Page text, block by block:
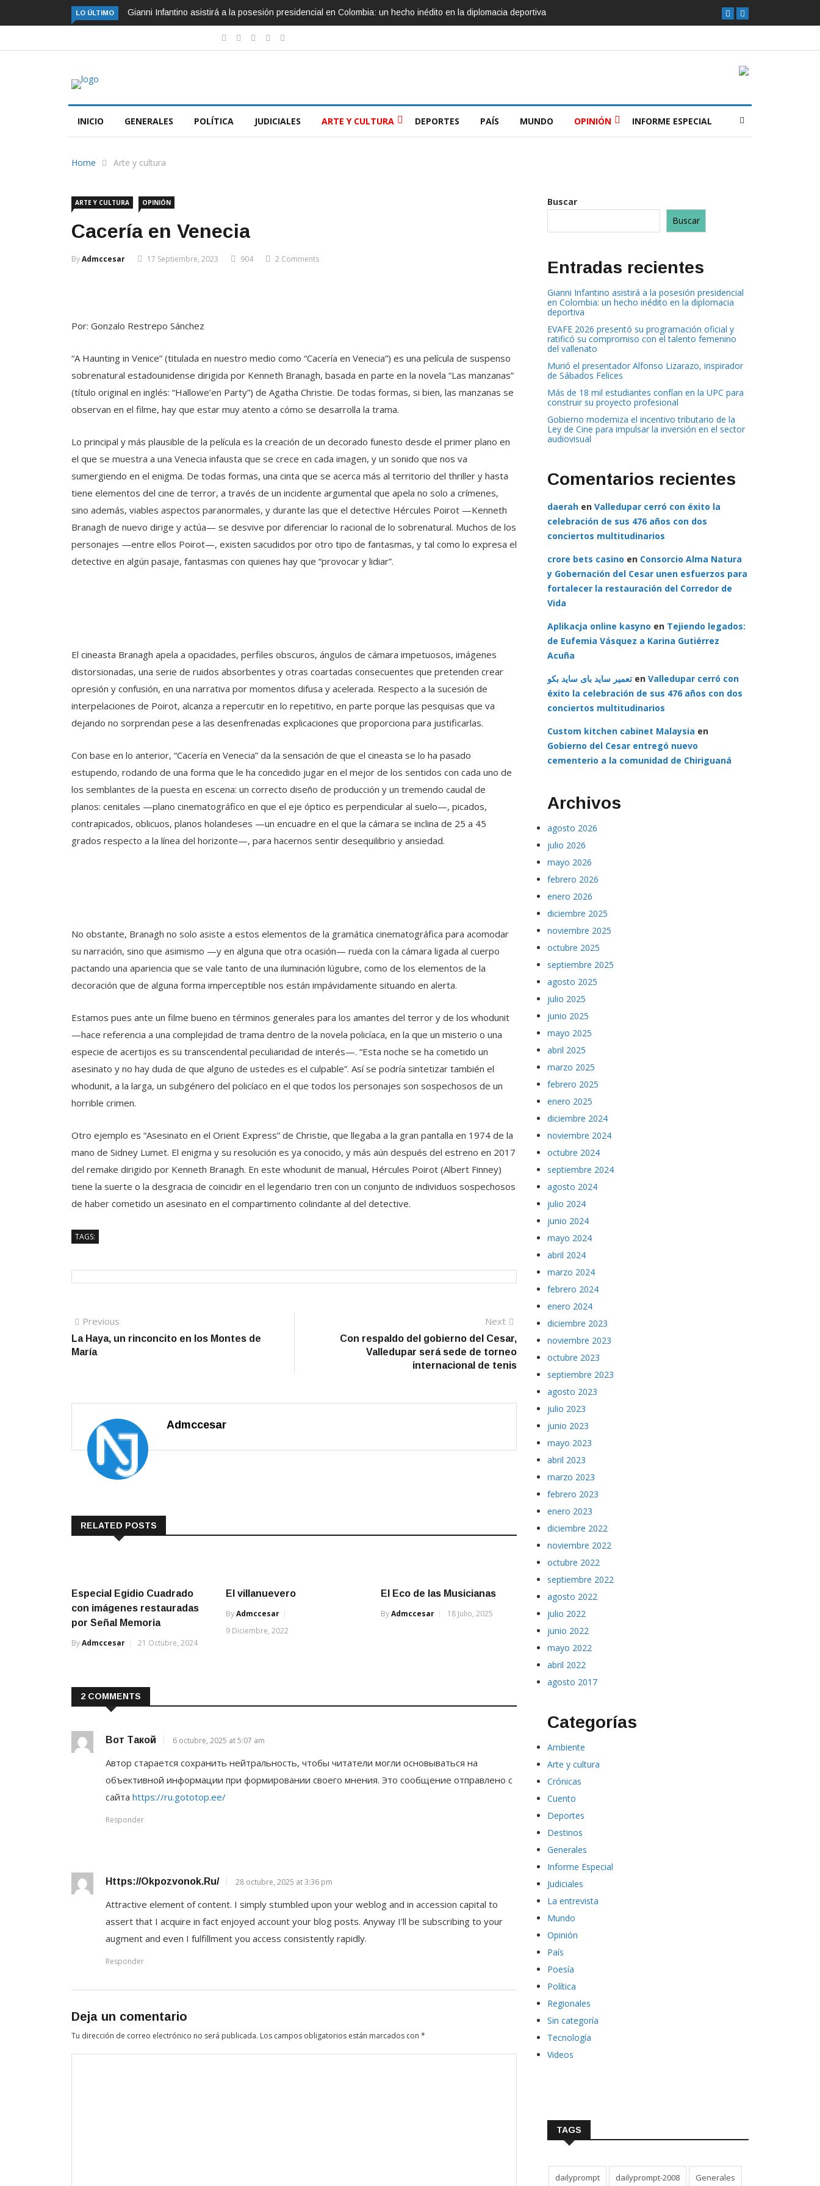
LO ÚLTIMO Gianni Infantino asistirá a la posesión presidencial en Colombia: un hecho inédito en la diplomacia deportiva
INICIO GENERALES POLÍTICA JUDICIALES ARTE Y CULTURA DEPORTES PAÍS MUNDO OPINIÓN INFORME ESPECIAL
Home Arte y cultura
ARTE Y CULTURA OPINIÓN
Cacería en Venecia
ByAdmccesar 17 Septiembre, 2023 904 2 Comments
Por: Gonzalo Restrepo Sánchez
“A Haunting in Venice” (titulada en nuestro medio como “Cacería en Venecia”) es una película de suspenso
sobrenatural estadounidense dirigida por Kenneth Branagh, basada en parte en la novela “Las manzanas”
(título original en inglés: “Hallowe’en Party”) de Agatha Christie. De todas formas, si bien, las manzanas se
observan en el filme, hay que estar muy atento a cómo se desarrolla la trama.
Lo principal y más plausible de la película es la creación de un decorado funesto desde el primer plano en
el que se muestra a una Venecia infausta que se crece en cada imagen, y un sonido que nos va
sumergiendo en el enigma. De todas formas, una cinta que se acerca más al territorio del thriller y hasta
tiene elementos del cine de terror, a través de un incidente argumental que apela no solo a crímenes,
sino además, viables aspectos paranormales, y durante las que el detective Hércules Poirot —Kenneth
Branagh de nuevo dirige y actúa— se desvive por diferenciar lo racional de lo sobrenatural. Muchos de los
personajes —entre ellos Poirot—, existen sacudidos por otro tipo de fantasmas, y tal como lo expresa el
detective en algún pasaje, fantasmas con quienes hay que “provocar y lidiar”.
El cineasta Branagh apela a opacidades, perfiles obscuros, ángulos de cámara impetuosos, imágenes
distorsionadas, una serie de ruidos absorbentes y otras coartadas consecuentes que pretenden crear
opresión y confusión, en una narrativa por momentos difusa y acelerada. Respecto a la sucesión de
interpelaciones de Poirot, alcanza a repercutir en lo repetitivo, en parte porque las pesquisas que va
dejando no sorprendan pese a las desenfrenadas explicaciones que proporciona para justificarlas.
Con base en lo anterior, “Cacería en Venecia” da la sensación de que el cineasta se lo ha pasado
estupendo, rodando de una forma que le ha concedido jugar en el mejor de los sentidos con cada uno de
los semblantes de la puesta en escena: un correcto diseño de producción y un tremendo caudal de
planos: cenitales —plano cinematográfico en que el eje óptico es perpendicular al suelo—, picados,
contrapicados, oblicuos, planos holandeses —un encuadre en el que la cámara se inclina de 25 a 45
grados respecto a la línea del horizonte—, para hacernos sentir desequilibrio y ansiedad.
No obstante, Branagh no solo asiste a estos elementos de la gramática cinematográfica para acomodar
su narración, sino que asimismo —y en alguna que otra ocasión— rueda con la cámara ligada al cuerpo
pactando una apariencia que se vale tanto de una iluminación lúgubre, como de los elementos de la
decoración que de alguna forma imperceptible nos están impávidamente situando en alerta.
Estamos pues ante un filme bueno en términos generales para los amantes del terror y de los whodunit
—hace referencia a una complejidad de trama dentro de la novela policíaca, en la que un misterio o una
especie de acertijos es su transcendental peculiaridad de interés—. “Esta noche se ha cometido un
asesinato y no hay duda de que alguno de ustedes es el culpable”. Así se podría sintetizar también el
whodunit, a la larga, un subgénero del policíaco en el que todos los personajes son sospechosos de un
horrible crimen.
Otro ejemplo es “Asesinato en el Orient Express” de Christie, que llegaba a la gran pantalla en 1974 de la
mano de Sidney Lumet. El enigma y su resolución es ya conocido, y más aún después del estreno en 2017
del remake dirigido por Kenneth Branagh. En este whodunit de manual, Hércules Poirot (Albert Finney)
tiene la suerte o la desgracia de coincidir en el legendario tren con un conjunto de individuos sospechosos
de haber cometido un asesinato en el compartimento colindante al del detective.
TAGS:
Navegación
de
Previous
post:
La Haya, un rinconcito en los Montes de
María
Next
post:
Con respaldo del gobierno del Cesar,
Valledupar será sede de torneo
internacional de tenis
Admccesar
RELATED POSTS
Especial Egidio Cuadrado
con imágenes restauradas
por Señal Memoria
ByAdmccesar 21 Octubre, 2024
El villanuevero
ByAdmccesar
9 Diciembre, 2022
El Eco de las Musicianas
ByAdmccesar 18 Julio, 2025
2 COMMENTS
Вот Такой 6 octubre, 2025 at 5:07 am
Автор старается сохранить нейтральность, чтобы читатели могли основываться на
объективной информации при формировании своего мнения. Это сообщение отправлено с
сайта https://ru.gototop.ee/
Responder
Https://okpozvonok.ru/ 28 octubre, 2025 at 3:36 pm
Attractive element of content. I simply stumbled upon your weblog and in accession capital to
assert that I acquire in fact enjoyed account your blog posts. Anyway I’ll be subscribing to your
augment and even I fulfillment you access consistently rapidly.
Responder
Deja un comentario
Tu dirección de correo electrónico no será publicada. Los campos obligatorios están marcados con *
Buscar
Buscar
Entradas recientes
Gianni Infantino asistirá a la posesión presidencial
en Colombia: un hecho inédito en la diplomacia
deportiva
EVAFE 2026 presentó su programación oficial y
ratificó su compromiso con el talento femenino
del vallenato
Murió el presentador Alfonso Lizarazo, inspirador
de Sábados Felices
Más de 18 mil estudiantes confían en la UPC para
construir su proyecto profesional
Gobierno moderniza el incentivo tributario de la
Ley de Cine para impulsar la inversión en el sector
audiovisual
Comentarios recientes
daerah en Valledupar cerró con éxito la
celebración de sus 476 años con dos
conciertos multitudinarios
crore bets casino en Consorcio Alma Natura
y Gobernación del Cesar unen esfuerzos para
fortalecer la restauración del Corredor de
Vida
Aplikacja online kasyno en Tejiendo legados:
de Eufemia Vásquez a Karina Gutiérrez
Acuña
تعمیر ساید بای ساید بکو en Valledupar cerró con
éxito la celebración de sus 476 años con dos
conciertos multitudinarios
Custom kitchen cabinet Malaysia en
Gobierno del Cesar entregó nuevo
cementerio a la comunidad de Chiriguaná
Archivos
agosto 2026
julio 2026
mayo 2026
febrero 2026
enero 2026
diciembre 2025
noviembre 2025
octubre 2025
septiembre 2025
agosto 2025
julio 2025
junio 2025
mayo 2025
abril 2025
marzo 2025
febrero 2025
enero 2025
diciembre 2024
noviembre 2024
octubre 2024
septiembre 2024
agosto 2024
julio 2024
junio 2024
mayo 2024
abril 2024
marzo 2024
febrero 2024
enero 2024
diciembre 2023
noviembre 2023
octubre 2023
septiembre 2023
agosto 2023
julio 2023
junio 2023
mayo 2023
abril 2023
marzo 2023
febrero 2023
enero 2023
diciembre 2022
noviembre 2022
octubre 2022
septiembre 2022
agosto 2022
julio 2022
junio 2022
mayo 2022
abril 2022
agosto 2017
Categorías
Ambiente
Arte y cultura
Crónicas
Cuento
Deportes
Destinos
Generales
Informe Especial
Judiciales
La entrevista
Mundo
Opinión
País
Poesía
Política
Regionales
Sin categoría
Tecnología
Videos
TAGS
dailyprompt dailyprompt-2008 Generales